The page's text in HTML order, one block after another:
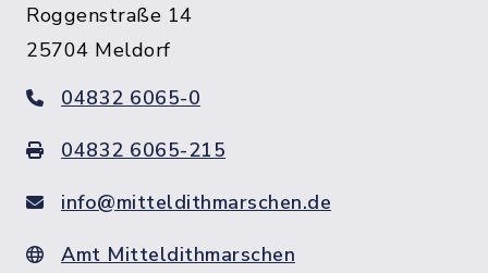
Roggenstraße 14
25704 Meldorf
04832 6065-0
04832 6065-215
info@mitteldithmarschen.de
Amt Mitteldithmarschen